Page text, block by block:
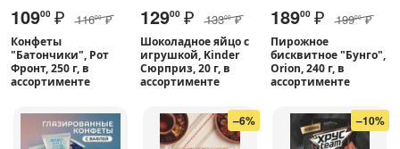
10900 ₽ 11600 ₽
Конфеты
"Батончики", Рот
Фронт, 250 г, в
ассортименте
12900 ₽ 13300 ₽
Шоколадное яйцо с
игрушкой, Kinder
Сюрприз, 20 г, в
ассортименте
18900 ₽ 19900 ₽
Пирожное
бисквитное "Бунго",
Orion, 240 г, в
ассортименте
–6% –10%